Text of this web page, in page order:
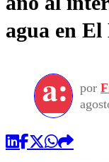
agua en
por